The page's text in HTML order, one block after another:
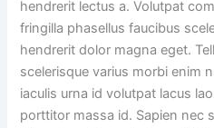
hendrerit lectus a. Volutpat
fringilla phasellus faucibus
hendrerit dolor magna eget.
scelerisque varius morbi enim
iaculis urna id volutpat lacus
porttitor massa id. Sapien nec